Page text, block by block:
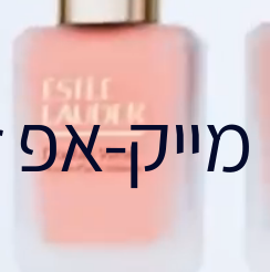
מייק-אפ Dobule Wear עם הפורמולה החדשה